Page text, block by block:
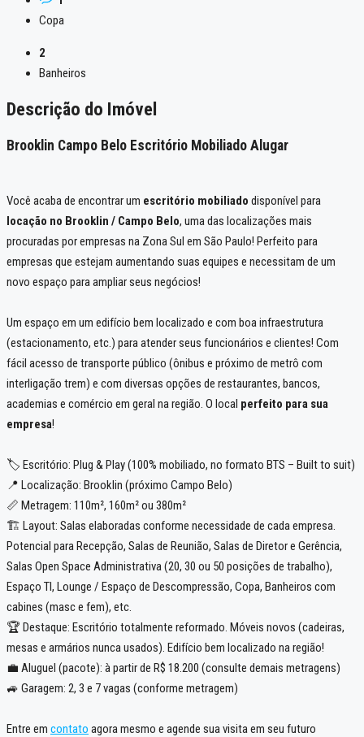
Copa
2
Banheiros
Descrição do Imóvel
Brooklin Campo Belo Escritório Mobiliado Alugar
Você acaba de encontrar um escritório mobiliado disponível para
locação no Brooklin / Campo Belo, uma das localizações mais
procuradas por empresas na Zona Sul em São Paulo! Perfeito para
empresas que estejam aumentando suas equipes e necessitam de um
novo espaço para ampliar seus negócios!
Um espaço em um edifício bem localizado e com boa infraestrutura
(estacionamento, etc.) para atender seus funcionários e clientes! Com
fácil acesso de transporte público (ônibus e próximo de metrô com
interligação trem) e com diversas opções de restaurantes, bancos,
academias e comércio em geral na região. O local perfeito para sua
empresa!
🏷️ Escritório: Plug & Play (100% mobiliado, no formato BTS – Built to suit)
📍 Localização: Brooklin (próximo Campo Belo)
📏 Metragem: 110m², 160m² ou 380m²
🏗️ Layout: Salas elaboradas conforme necessidade de cada empresa.
Potencial para Recepção, Salas de Reunião, Salas de Diretor e Gerência,
Salas Open Space Administrativa (20, 30 ou 50 posições de trabalho),
Espaço TI, Lounge / Espaço de Descompressão, Copa, Banheiros com
cabines (masc e fem), etc.
🏆 Destaque: Escritório totalmente reformado. Móveis novos (cadeiras,
mesas e armários nunca usados). Edifício bem localizado na região!
💼 Aluguel (pacote): à partir de R$ 18.200 (consulte demais metragens)
🚙 Garagem: 2, 3 e 7 vagas (conforme metragem)
Entre em contato agora mesmo e agende sua visita em seu futuro